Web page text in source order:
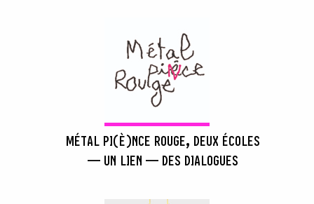
MÉTAL PI(È)NCE ROUGE, DEUX ÉCOLES
— UN LIEN — DES DIALOGUES